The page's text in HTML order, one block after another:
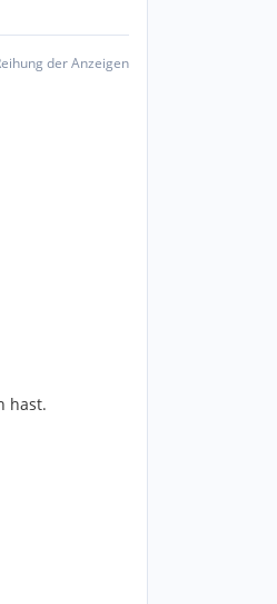
der Anzeigen
hast.